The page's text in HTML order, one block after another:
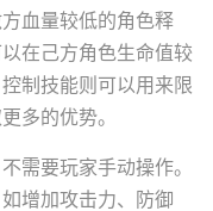
血量较低的角色释
在己方角色生命值较
制技能则可以用来限
多的优势。
需要玩家手动操作。
增加攻击力、防御